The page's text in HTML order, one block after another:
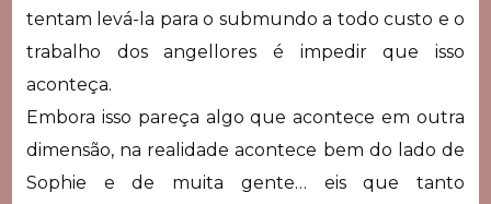
tentam levá-la para o submundo a todo custo e o
trabalho dos angellores é impedir que isso
aconteça.
Embora isso pareça algo que acontece em outra
dimensão, na realidade acontece bem do lado de
Sophie e de muita gente… eis que tanto